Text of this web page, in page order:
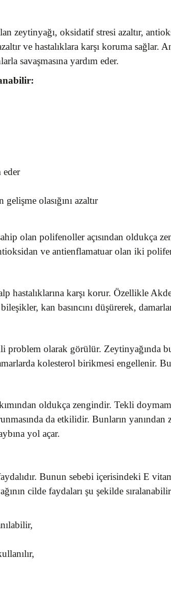
zeytinyağı, oksidatif stresi azaltır,
ve hastalıklara karşı koruma sağlar.
savaşmasına yardım eder.
eder
olasığını azaltır
olan polifenoller açısından oldukça
ve antienflamatuar olan iki
hastalıklarına karşı korur. Özellikle
kan basıncını düşürerek,
problem olarak görülür. Zeytinyağında
kolesterol birikmesi engellenir.
oldukça zengindir. Tekli
da etkilidir. Bunların
yol açar.
Bunun sebebi içerisindeki E
cilde faydaları şu şekilde